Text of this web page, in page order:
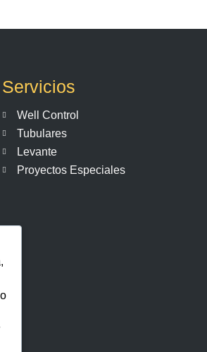
Servicios
Well Control
Tubulares
Levante
Proyectos Especiales